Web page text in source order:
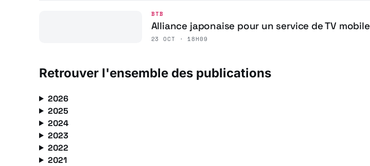
BTB
Alliance japonaise pour un service de TV mobile
23 OCT · 18H09
Retrouver l'ensemble des publications
2026
2025
2024
2023
2022
2021